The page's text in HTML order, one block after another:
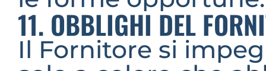
11. OBBLIGHI DEL
Il Fornitore si